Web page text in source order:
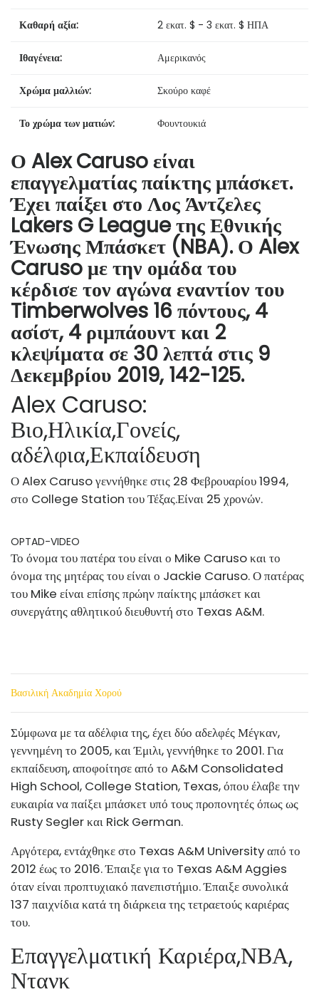
Καθαρή αξία: 2 εκατ. $ - 3 εκατ. $ ΗΠΑ
Ιθαγένεια: Αμερικανός
Χρώμα μαλλιών: Σκούρο καφέ
Το χρώμα των ματιών: Φουντουκιά
Ο Alex Caruso είναι
επαγγελματίας παίκτης μπάσκετ.
Έχει παίξει στο Λος Άντζελες
Lakers G League της Εθνικής
Ένωσης Μπάσκετ (NBA). Ο Alex
Caruso με την ομάδα του
κέρδισε τον αγώνα εναντίον του
Timberwolves 16 πόντους, 4
ασίστ, 4 ριμπάουντ και 2
κλεψίματα σε 30 λεπτά στις 9
Δεκεμβρίου 2019, 142-125.
Alex Caruso:
Βιο,Ηλικία,Γονείς,
αδέλφια,Εκπαίδευση
Ο Alex Caruso γεννήθηκε στις 28 Φεβρουαρίου 1994,
στο College Station του Τέξας.Είναι 25 χρονών.
OPTAD-VIDEO
Το όνομα του πατέρα του είναι ο Mike Caruso και το
όνομα της μητέρας του είναι ο Jackie Caruso. Ο πατέρας
του Mike είναι επίσης πρώην παίκτης μπάσκετ και
συνεργάτης αθλητικού διευθυντή στο Texas A&M.
Βασιλική Ακαδημία Χορού
Σύμφωνα με τα αδέλφια της, έχει δύο αδελφές Μέγκαν,
γεννημένη το 2005, και Έμιλι, γεννήθηκε το 2001. Για
εκπαίδευση, αποφοίτησε από το A&M Consolidated
High School, College Station, Texas, όπου έλαβε την
ευκαιρία να παίξει μπάσκετ υπό τους προπονητές όπως ως
Rusty Segler και Rick German.
Αργότερα, εντάχθηκε στο Texas A&M University από το
2012 έως το 2016. Έπαιξε για το Texas A&M Aggies
όταν είναι προπτυχιακό πανεπιστήμιο. Έπαιξε συνολικά
137 παιχνίδια κατά τη διάρκεια της τετραετούς καριέρας
του.
Επαγγελματική Καριέρα,ΝΒΑ,
Ντανκ